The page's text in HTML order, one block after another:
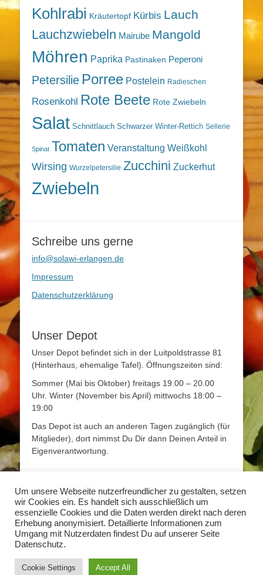
Kohlrabi Kräutertopf Kürbis Lauch
Lauchzwiebeln Mairube Mangold
Möhren Paprika Pastinaken Peperoni
Petersilie Porree Postelein Radieschen
Rosenkohl Rote Beete Rote Zwiebeln
Salat Schnittlauch Schwarzer Winter-Rettich Sellerie
Spinat Tomaten Veranstaltung Weißkohl
Wirsing Wurzelpetersilie Zucchini Zuckerhut
Zwiebeln
Schreibe uns gerne
info@solawi-erlangen.de
Impressum
Datenschutzerklärung
Unser Depot
Unser Depot befindet sich in der Luitpoldstrasse 81
(Hinterhaus, ehemalige Tafel). Öffnungszeiten sind:
Sommer (Mai bis Oktober) freitags 19.00 – 20.00
Uhr. Winter (November bis April) mittwochs 18:00 –
19:00
Das Depot ist auch an anderen Tagen zugänglich (für
Mitglieder), dort nimmst Du Dir dann Deinen Anteil in
Eigenverantwortung.
Mehr Infos
Mehr Informationen zum Thema Solidarische
Landwirtschaft findet Ihr unterwww.solidarische-
landwirtschaft.org
Copyright © 2026 Solidarische Landwirtschaft Erlangen
Um unsere Webseite nutzerfreundlicher zu gestalten, setzen
wir Cookies ein. Es handelt sich ausschließlich um
essenzielle Cookies und die Daten werden direkt nach deren
Erhebung anonymisiert. Detaillierte Informationen zum
Umgang mit Nutzerdaten findest Du auf unserer Seite
Datenschutz.
Cookie Settings Accept All